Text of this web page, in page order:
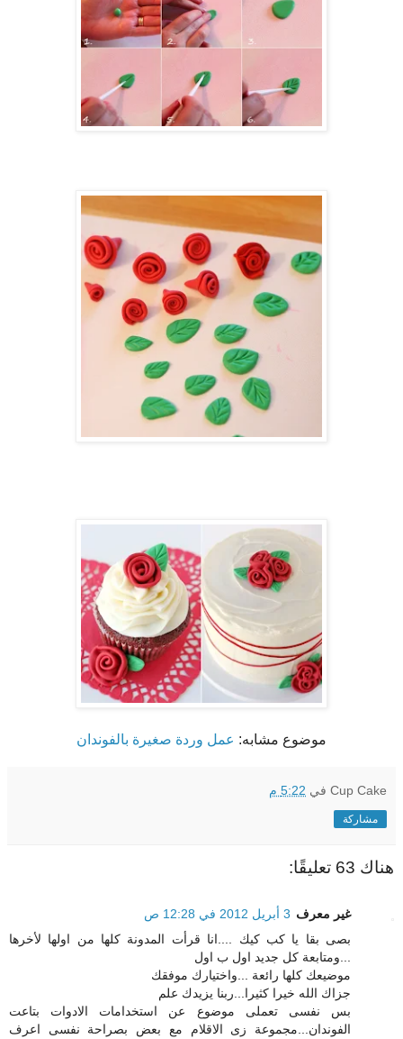
موضوع مشابه: عمل وردة صغيرة بالفوندان
Cup Cake في 5:22 م
مشاركة
هناك 63 تعليقًا:
غير معرف 3 أبريل 2012 في 12:28 ص
بصى بقا يا كب كيك ....انا قرأت المدونة كلها من اولها لأخرها
...ومتابعة كل جديد اول ب اول
موضيعك كلها رائعة ...واختيارك موفقك
جزاك الله خيرا كثيرا...ربنا يزيدك علم
بس نفسى تعملى موضوع عن استخدامات الادوات بتاعت
الفوندان...مجموعة زى الاقلام مع بعض بصراحة نفسى اعرف